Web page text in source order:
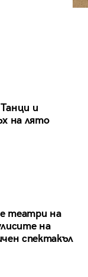
и
на лято
театри на
на
спектакъл